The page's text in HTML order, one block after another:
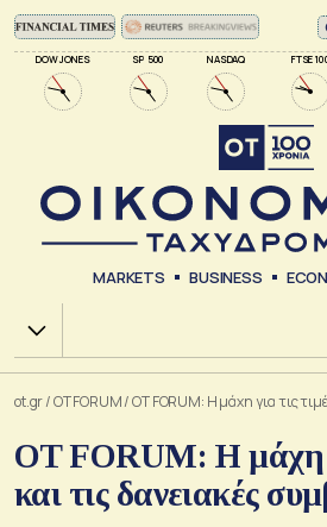
DOW JONES SP 500 NASDAQ FTSE
MARKETS BUSINESS
Χ.Α.
ot.gr/OT FORUM/OT FORUM: Η μάχη για τις
OT FORUM: Η μάχη
και τις δανειακές